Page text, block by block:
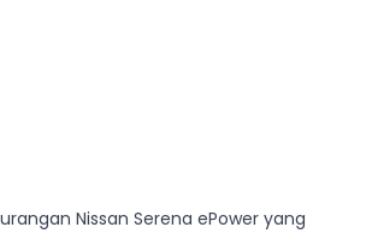
Nissan Serena ePower yang